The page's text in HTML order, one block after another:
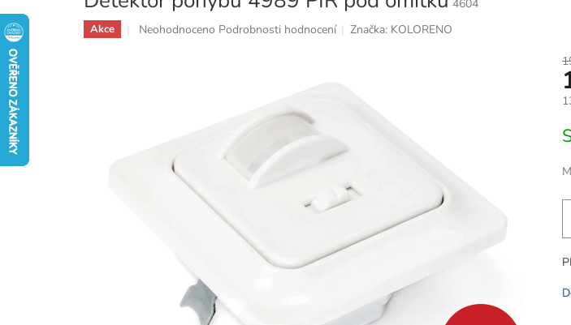
4604
Akce
Průměrné
Neohodnoceno Podrobnosti hodnocení Značka: KOLORENO